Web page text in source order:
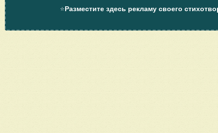
⭐Разместите здесь рекламу своего